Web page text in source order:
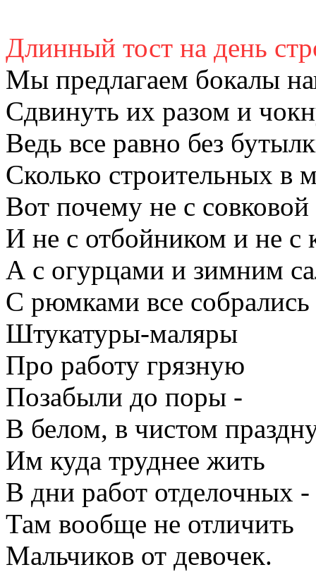
Длинный тост на день
Мы предлагаем бокалы
Сдвинуть их разом и
Ведь все равно без
Сколько строительных в
Вот почему не с совковой
И не с отбойником и не с
А с огурцами и зимним
С рюмками все собрались
Штукатуры-маляры
Про работу грязную
Позабыли до поры -
В белом, в чистом
Им куда труднее жить
В дни работ отделочных -
Там вообще не отличить
Мальчиков от девочек.